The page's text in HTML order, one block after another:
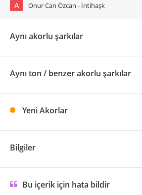
A Onur Can Özcan - İntihaşk
Aynı akorlu şarkılar
Aynı ton / benzer akorlu şarkılar
Yeni Akorlar
Bilgiler
Bu içerik için hata bildir